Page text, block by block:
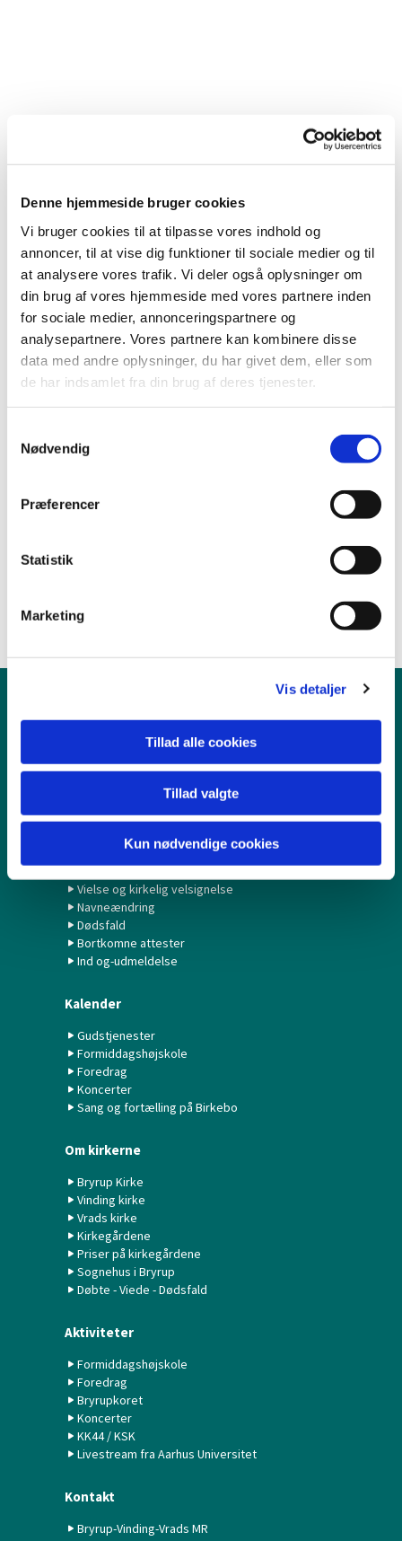
Denne hjemmeside bruger cookies
Vi bruger cookies til at tilpasse vores indhold og
annoncer, til at vise dig funktioner til sociale medier og til
at analysere vores trafik. Vi deler også oplysninger om
din brug af vores hjemmeside med vores partnere inden
for sociale medier, annonceringspartnere og
analysepartnere. Vores partnere kan kombinere disse
data med andre oplysninger, du har givet dem, eller som
de har indsamlet fra din brug af deres tjenester.
g
Nødvendig
Præferencer
Statistik
Marketing
Vis detaljer
Tillad alle cookies
Tillad valgte
Kun nødvendige cookies
Du vil måske også kunne
lide...
Babysalmesang
Konfirmation/Konfirmander
Hvad gør jeg ved...?
Fødselsanmeldelse
Navngivning og dåb
Vielse og kirkelig velsignelse
Navneændring
Dødsfald
Bortkomne attester
Ind og-udmeldelse
Kalender
Gudstjenester
Formiddagshøjskole
Foredrag
Koncerter
Sang og fortælling på Birkebo
Om kirkerne
Bryrup Kirke
Vinding kirke
Vrads kirke
Kirkegårdene
Priser på kirkegårdene
Sognehus i Bryrup
Døbte - Viede - Dødsfald
Aktiviteter
Formiddagshøjskole
Foredrag
Bryrupkoret
Koncerter
KK44 / KSK
Livestream fra Aarhus Universitet
Kontakt
Bryrup-Vinding-Vrads MR